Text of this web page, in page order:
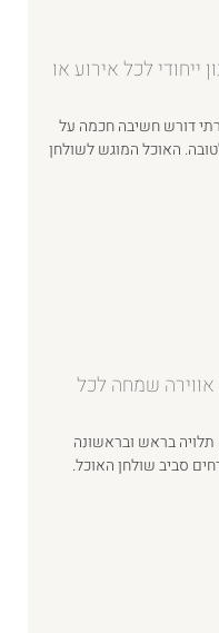
ייחודי לכל אירוע או
דורש חשיבה חכמה על
האוכל המוגש לשולחן
אווירה שמחה לכל
בראש ובראשונה
סביב שולחן האוכל.